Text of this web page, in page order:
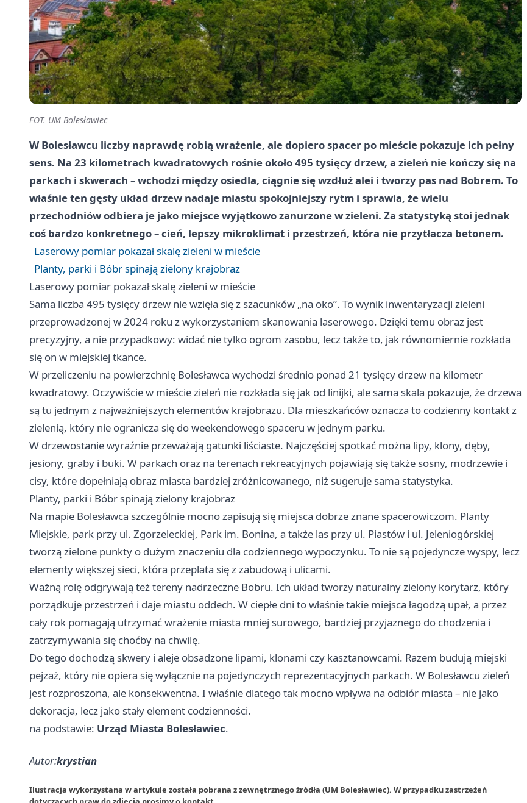
FOT. UM Bolesławiec
W Bolesławcu liczby naprawdę robią wrażenie, ale dopiero spacer po mieście pokazuje ich pełny
sens. Na 23 kilometrach kwadratowych rośnie około 495 tysięcy drzew, a zieleń nie kończy się na
parkach i skwerach – wchodzi między osiedla, ciągnie się wzdłuż alei i tworzy pas nad Bobrem. To
właśnie ten gęsty układ drzew nadaje miastu spokojniejszy rytm i sprawia, że wielu
przechodniów odbiera je jako miejsce wyjątkowo zanurzone w zieleni. Za statystyką stoi jednak
coś bardzo konkretnego – cień, lepszy mikroklimat i przestrzeń, która nie przytłacza betonem.
Laserowy pomiar pokazał skalę zieleni w mieście
Planty, parki i Bóbr spinają zielony krajobraz
Laserowy pomiar pokazał skalę zieleni w mieście
Sama liczba 495 tysięcy drzew nie wzięła się z szacunków „na oko”. To wynik inwentaryzacji zieleni
przeprowadzonej w 2024 roku z wykorzystaniem skanowania laserowego. Dzięki temu obraz jest
precyzyjny, a nie przypadkowy: widać nie tylko ogrom zasobu, lecz także to, jak równomiernie rozkłada
się on w miejskiej tkance.
W przeliczeniu na powierzchnię Bolesławca wychodzi średnio ponad 21 tysięcy drzew na kilometr
kwadratowy. Oczywiście w mieście zieleń nie rozkłada się jak od linijki, ale sama skala pokazuje, że drzewa
są tu jednym z najważniejszych elementów krajobrazu. Dla mieszkańców oznacza to codzienny kontakt z
zielenią, który nie ogranicza się do weekendowego spaceru w jednym parku.
W drzewostanie wyraźnie przeważają gatunki liściaste. Najczęściej spotkać można lipy, klony, dęby,
jesiony, graby i buki. W parkach oraz na terenach rekreacyjnych pojawiają się także sosny, modrzewie i
cisy, które dopełniają obraz miasta bardziej zróżnicowanego, niż sugeruje sama statystyka.
Planty, parki i Bóbr spinają zielony krajobraz
Na mapie Bolesławca szczególnie mocno zapisują się miejsca dobrze znane spacerowiczom. Planty
Miejskie, park przy ul. Zgorzeleckiej, Park im. Bonina, a także las przy ul. Piastów i ul. Jeleniogórskiej
tworzą zielone punkty o dużym znaczeniu dla codziennego wypoczynku. To nie są pojedyncze wyspy, lecz
elementy większej sieci, która przeplata się z zabudową i ulicami.
Ważną rolę odgrywają też tereny nadrzeczne Bobru. Ich układ tworzy naturalny zielony korytarz, który
porządkuje przestrzeń i daje miastu oddech. W ciepłe dni to właśnie takie miejsca łagodzą upał, a przez
cały rok pomagają utrzymać wrażenie miasta mniej surowego, bardziej przyjaznego do chodzenia i
zatrzymywania się choćby na chwilę.
Do tego dochodzą skwery i aleje obsadzone lipami, klonami czy kasztanowcami. Razem budują miejski
pejzaż, który nie opiera się wyłącznie na pojedynczych reprezentacyjnych parkach. W Bolesławcu zieleń
jest rozproszona, ale konsekwentna. I właśnie dlatego tak mocno wpływa na odbiór miasta – nie jako
dekoracja, lecz jako stały element codzienności.
na podstawie: Urząd Miasta Bolesławiec.
Autor:krystian
Ilustracja wykorzystana w artykule została pobrana z zewnętrznego źródła (UM Bolesławiec). W przypadku zastrzeżeń